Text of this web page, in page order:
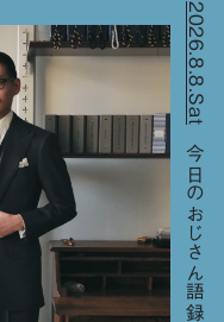
2026.8.8.Sat
今日のおじさん語録